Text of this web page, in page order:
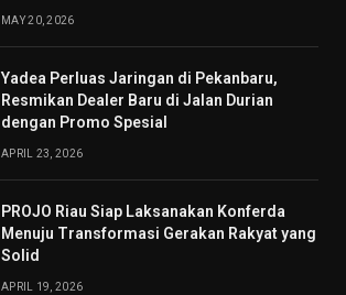
MAY 20, 2026
Yadea Perluas Jaringan di Pekanbaru,
Resmikan Dealer Baru di Jalan Durian
dengan Promo Spesial
APRIL 23, 2026
PROJO Riau Siap Laksanakan Konferda
Menuju Transformasi Gerakan Rakyat yang
Solid
APRIL 19, 2026